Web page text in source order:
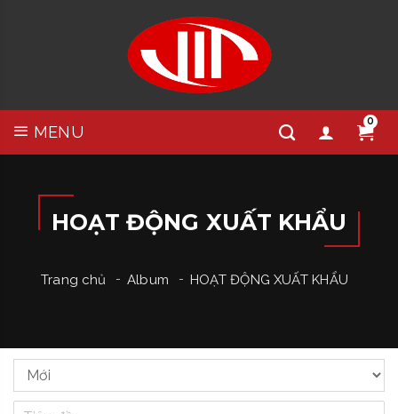
MENU
0
HOẠT ĐỘNG XUẤT KHẨU
Trang chủ Album HOẠT ĐỘNG XUẤT KHẨU